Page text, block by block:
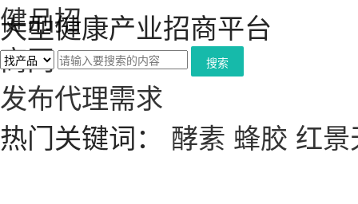
大型健康产业招商平台
搜索
发布代理需求
热门关键词： 酵素 蜂胶 红景